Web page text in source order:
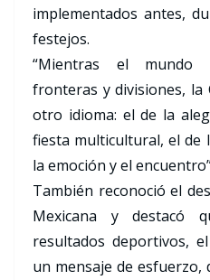
implementados antes,
festejos.
“Mientras el mundo
fronteras y divisiones, la
otro idioma: el de la
fiesta multicultural, el de
la emoción y el
También reconoció el
Mexicana y destacó
resultados deportivos,
un mensaje de esfuerzo,